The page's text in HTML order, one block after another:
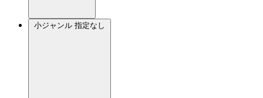
小ジャンル 指定なし